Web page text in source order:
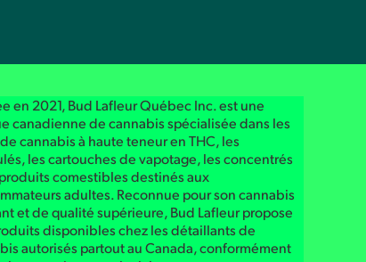
en 2021, Bud Lafleur Québec Inc. est une
canadienne de cannabis spécialisée dans les
cannabis à haute teneur en THC, les
les cartouches de vapotage, les concentrés
comestibles destinés aux
adultes. Reconnue pour son cannabis
et de qualité supérieure, Bud Lafleur propose
disponibles chez les détaillants de
autorisés partout au Canada, conformément